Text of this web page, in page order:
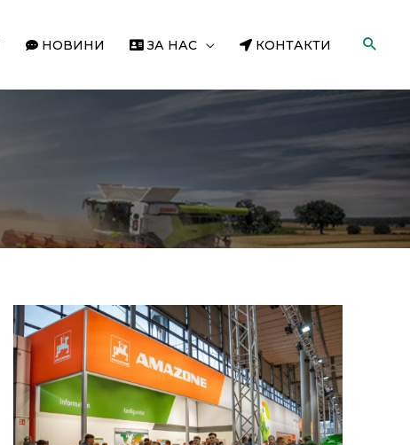
НОВИНИ ЗА НАС КОНТАКТИ
AMAZONE
на
Aгритехника
2023
Галерия